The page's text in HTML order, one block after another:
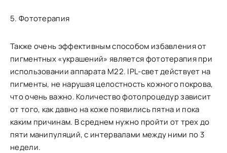
5. Фототерапия
Также очень эффективным способом избавления от
пигментных «украшений» является фототерапия при
использовании аппарата M22. IPL-свет действует на
пигменты, не нарушая целостность кожного покрова,
что очень важно. Количество фотопроцедур зависит
от того, как давно на коже появились пятна и пока
каким причинам. В среднем нужно пройти от трех до
пяти манипуляций, с интервалами между ними по 3
недели.